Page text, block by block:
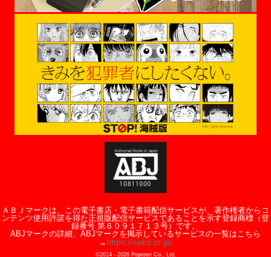
ＡＢＪマークは、この電子書店・電子書籍配信サービスが、著作権者からコ
ンテンツ使用許諾を得た正規版配信サービスであることを示す登録商標（登
録番号 第６０９１７１３号）です。
ABJマークの詳細、ABJマークを掲示しているサービスの一覧はこちら
→ https://aebs.or.jp/
©2014 - 2026Popteen Co., Ltd.